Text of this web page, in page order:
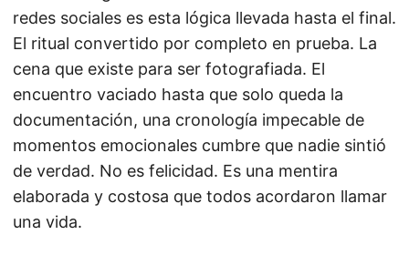
redes sociales es esta lógica llevada hasta el final.
El ritual convertido por completo en prueba. La
cena que existe para ser fotografiada. El
encuentro vaciado hasta que solo queda la
documentación, una cronología impecable de
momentos emocionales cumbre que nadie sintió
de verdad. No es felicidad. Es una mentira
elaborada y costosa que todos acordaron llamar
una vida.